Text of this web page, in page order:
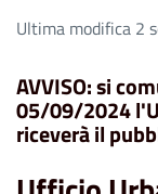
Ultima modifica 2
AVVISO: si
05/09/2024
riceverà il